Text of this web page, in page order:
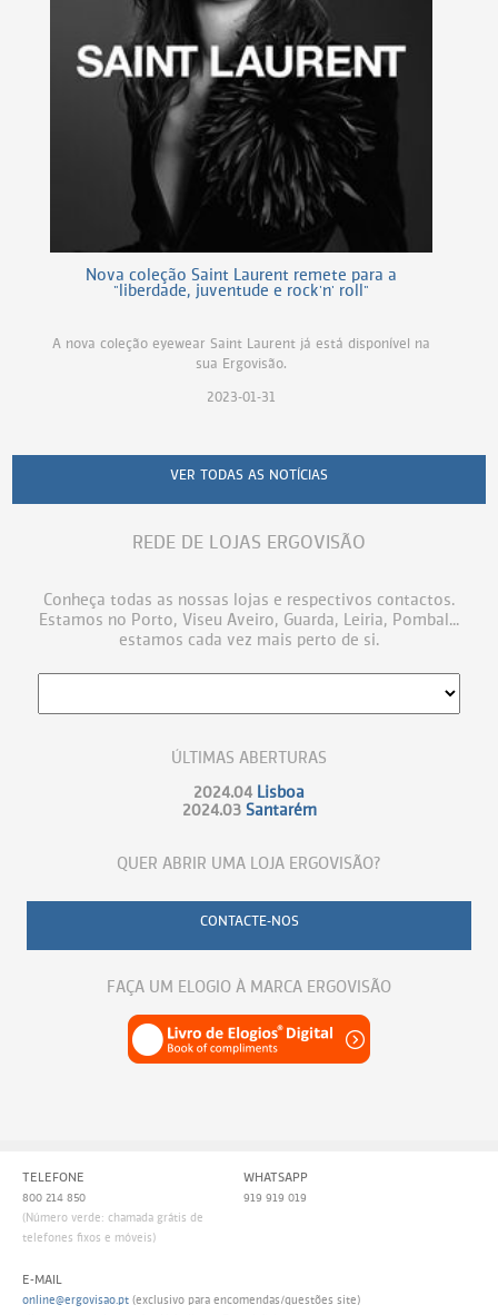
Nova coleção Saint Laurent remete para a
"liberdade, juventude e rock'n' roll"
A nova coleção eyewear Saint Laurent já está disponível na
sua Ergovisão.
2023-01-31
VER TODAS AS NOTÍCIAS
REDE DE LOJAS ERGOVISÃO
Conheça todas as nossas lojas e respectivos contactos.
Estamos no Porto, Viseu Aveiro, Guarda, Leiria, Pombal...
estamos cada vez mais perto de si.
ÚLTIMAS ABERTURAS
2024.04 Lisboa
2024.03 Santarém
QUER ABRIR UMA LOJA ERGOVISÃO?
CONTACTE-NOS
FAÇA UM ELOGIO À MARCA ERGOVISÃO
TELEFONE
800 214 850
(Número verde: chamada grátis de
telefones fixos e móveis)
WHATSAPP
919 919 019
E-MAIL
online@ergovisao.pt (exclusivo para encomendas/questões site)